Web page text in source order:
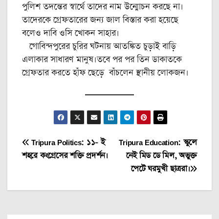
পুলিশ তদন্তের স্বার্থে তাদের নাম উন্মোচন করছে না।
তাদেরকে গ্রেফতারের জন্য জাল বিস্তার করা হয়েছে
বলেও দাবি ওসি খোকন সাহার।
গোবিন্দপুরের চুরির ঘটনায় আতঙ্কিত চুড়াই বাড়ি
এলাকার সাধারণ মানুষ।তবে পর পর তিন ডাকাতকে
গ্রেফতার করতে হাঁফ ছেড়ে বাঁচলেন স্থানীয় লোকজন।
Post
navigation
Tripura Education: স্কুলে
নেই মিড ডে মিল, অভুক্ত
পেটে ঘরমুখী ছাত্ররা।
Tripura Politics: ১১- ই
শহরে কংগ্রেসের শক্তি প্রদর্শন।